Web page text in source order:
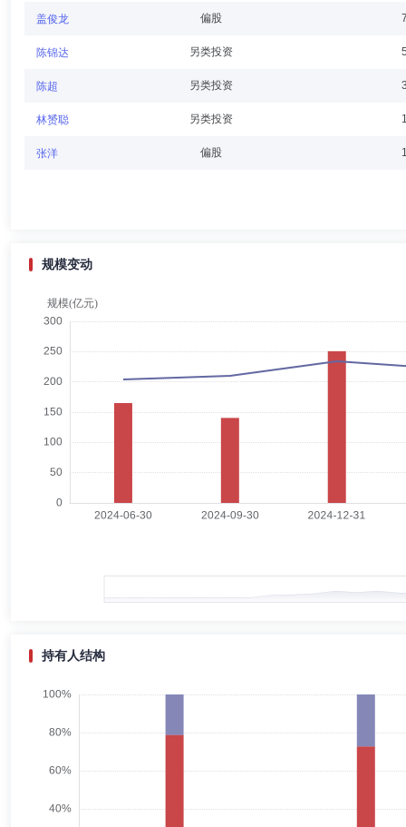
徐日刚 学历：硕士
徐日刚先生：研究生学历。曾任北京市李晓斌律师事务所律师助理，北
长、办公室(党务办公室)主任。现任北京志霖(深圳)律师事务所律师，红
任职日期：2022-
陈若劲女士：香港中文大学金融MBA，硕士。曾任第一创业证券股份
土创新基金管理有限公司副总经理、固定收益部总监、红土创新稳健混
王雅倩 投资决策委员会成员 学历：硕士 任职日期：
王雅倩女士：硕士研究生。2020年6月起任职于红土创新基金管理有限
红土创新纯债债券型证券投资基金基金经理。
周厚桥先生：曾任深圳证券信息有限公司软件开发工程师、高级工程
析师、项目经理，红土创新基金管理有限公司任信息技术部总监。
廖星昊 投资决策委员会成员 学历：硕士 任职日期：
盖俊龙 偏股
陈锦达 另类投资
陈超 另类投资
林赟聪 另类投资
张洋 偏股
规模变动
持有人结构